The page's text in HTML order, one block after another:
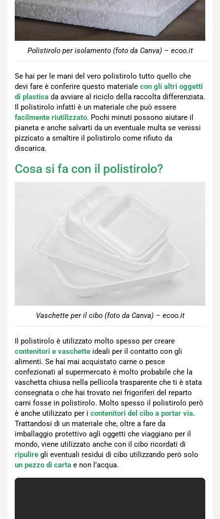
Polistirolo per isolamento (foto da Canva) – ecoo.it
Se hai per le mani del vero polistirolo tutto quello che
devi fare è conferire questo materiale con gli altri oggetti
di plastica da avviare al riciclo della raccolta differenziata.
Il polistirolo infatti è un materiale che può essere
facilmente riutilizzato. Pochi minuti possono aiutare il
pianeta e anche salvarti da un eventuale multa se venissi
pizzicato a smaltire il polistirolo come rifiuto da
discarica.
Cosa si fa con il polistirolo?
Vaschette per il cibo (foto da Canva) – ecoo.it
Il polistirolo è utilizzato molto spesso per creare
contenitori e vaschette ideali per il contatto con gli
alimenti. Se hai mai acquistato carne o pesce
confezionati al supermercato è molto probabile che la
vaschetta chiusa nella pellicola trasparente che ti è stata
consegnata o che hai trovato nei frigoriferi del reparto
carni fosse in polistirolo. Molto spesso il polistirolo però
è anche utilizzato per i contenitori del cibo a portar via.
Trattandosi di un materiale che, oltre a fare da
imballaggio protettivo agli oggetti che viaggiano per il
mondo, viene utilizzato anche con il cibo ricordati di
ripulire gli eventuali residui di cibo utilizzando però solo
un pezzo di carta e non l’acqua.